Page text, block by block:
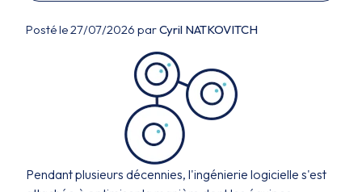
Posté le 27/07/2026 parCyril NATKOVITCH
Pendant plusieurs décennies, l'ingénierie logicielle s'est